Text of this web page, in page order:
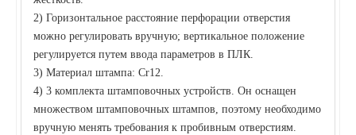
2) Горизонтальное расстояние перфорации отверстия
можно регулировать вручную; вертикальное положение
регулируется путем ввода параметров в ПЛК.
3) Материал штампа: Cr12.
4) 3 комплекта штамповочных устройств. Он оснащен
множеством штамповочных штампов, поэтому необходимо
вручную менять требования к пробивным отверстиям.